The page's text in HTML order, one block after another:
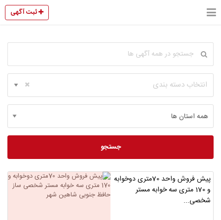
ثبت آگهی
انتخاب دسته بندی
جستجو
پیش فروش واحد‌ 70متری دوخوابه
و 170 متری سه خوابه مستر
شخصی...